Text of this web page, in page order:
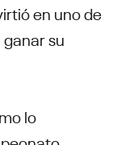
en uno de
ganar su
lo